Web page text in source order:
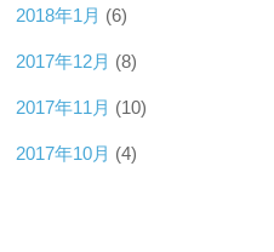
2018年1月 (6)
2017年12月 (8)
2017年11月 (10)
2017年10月 (4)